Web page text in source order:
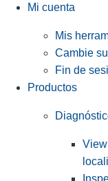
Mi cuenta
Mis
Cambie
Fin de
Productos